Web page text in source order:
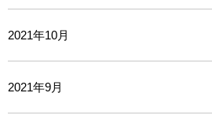
2021年10月
2021年9月